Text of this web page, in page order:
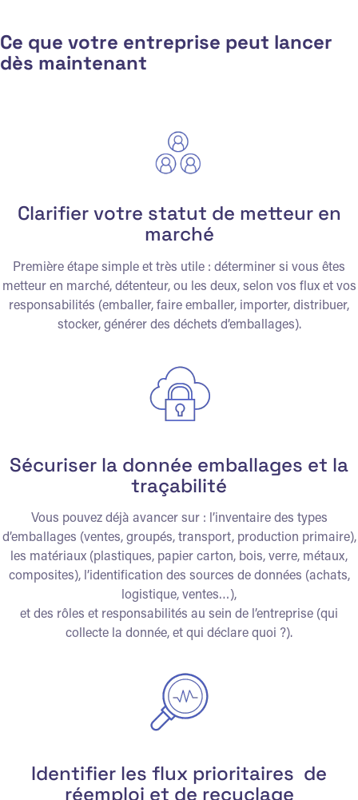
Ce que votre entreprise peut lancer
dès maintenant
Clarifier votre statut de metteur en
marché
Première étape simple et très utile : déterminer si vous êtes
metteur en marché, détenteur, ou les deux, selon vos flux et vos
responsabilités (emballer, faire emballer, importer, distribuer,
stocker, générer des déchets d’emballages).
Sécuriser la donnée emballages et la
traçabilité
Vous pouvez déjà avancer sur : l’inventaire des types
d’emballages (ventes, groupés, transport, production primaire),
les matériaux (plastiques, papier carton, bois, verre, métaux,
composites), l’identification des sources de données (achats,
logistique, ventes…),
et des rôles et responsabilités au sein de l’entreprise (qui
collecte la donnée, et qui déclare quoi ?).
Identifier les flux prioritaires de
réemploi et de recyclage